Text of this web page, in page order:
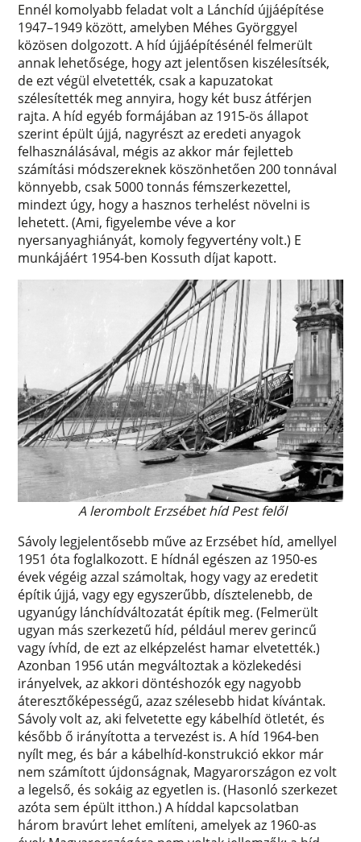
Ennél komolyabb feladat volt a Lánchíd újjáépítése
1947–1949 között, amelyben Méhes Györggyel
közösen dolgozott. A híd újjáépítésénél felmerült
annak lehetősége, hogy azt jelentősen kiszélesítsék,
de ezt végül elvetették, csak a kapuzatokat
szélesítették meg annyira, hogy két busz átférjen
rajta. A híd egyéb formájában az 1915-ös állapot
szerint épült újjá, nagyrészt az eredeti anyagok
felhasználásával, mégis az akkor már fejletteb
számítási módszereknek köszönhetően 200 tonnával
könnyebb, csak 5000 tonnás fémszerkezettel,
mindezt úgy, hogy a hasznos terhelést növelni is
lehetett. (Ami, figyelembe véve a kor
nyersanyaghiányát, komoly fegyvertény volt.) E
munkájáért 1954-ben Kossuth díjat kapott.
A lerombolt Erzsébet híd Pest felől
Sávoly legjelentősebb műve az Erzsébet híd, amellyel
1951 óta foglalkozott. E hídnál egészen az 1950-es
évek végéig azzal számoltak, hogy vagy az eredetit
építik újjá, vagy egy egyszerűbb, dísztelenebb, de
ugyanúgy lánchídváltozatát építik meg. (Felmerült
ugyan más szerkezetű híd, például merev gerincű
vagy ívhíd, de ezt az elképzelést hamar elvetették.)
Azonban 1956 után megváltoztak a közlekedési
irányelvek, az akkori döntéshozók egy nagyobb
áteresztőképességű, azaz szélesebb hidat kívántak.
Sávoly volt az, aki felvetette egy kábelhíd ötletét, és
később ő irányította a tervezést is. A híd 1964-ben
nyílt meg, és bár a kábelhíd-konstrukció ekkor már
nem számított újdonságnak, Magyarországon ez volt
a legelső, és sokáig az egyetlen is. (Hasonló szerkezet
azóta sem épült itthon.) A híddal kapcsolatban
három bravúrt lehet említeni, amelyek az 1960-as